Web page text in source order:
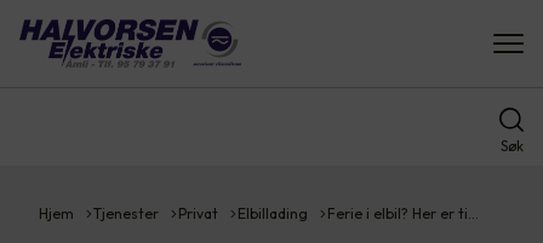
Søk
Hjem Tjenester Privat Elbillading Ferie i elbil? Her er ti…